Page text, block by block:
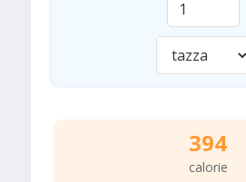
394
calorie